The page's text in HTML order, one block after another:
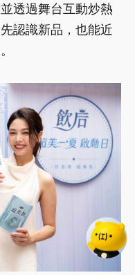
透過舞台互動炒熱
認識新品，也能近